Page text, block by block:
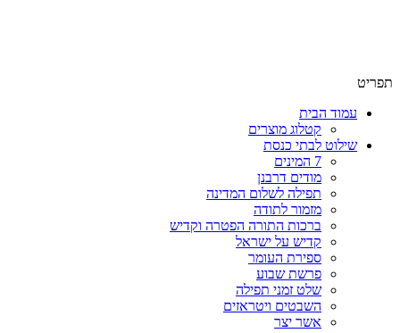
תפריט
עמוד הבית
קטלוג מוצרים
שילוט לבתי כנסת
7 המינים
מודים דרבנן
תפילה לשלום המדינה
מזמור לתודה
ברכות התורה הפטרה וקדיש
קדיש על ישראל
ספירת העומר
פרשת שבוע
שלט זמני תפילה
השבטים ויטראזים
אשר יצר